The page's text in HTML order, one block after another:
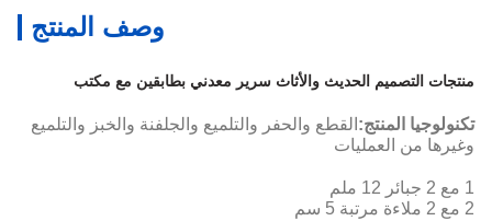
وصف المنتج
منتجات التصميم الحديث والأثاث سرير معدني بطابقين مع مكتب
تكنولوجيا المنتج:القطع والحفر والتلميع والجلفنة والخبز والتلميع
وغيرها من العمليات
1 مع 2 جبائر 12 ملم
2 مع 2 ملاءة مرتبة 5 سم